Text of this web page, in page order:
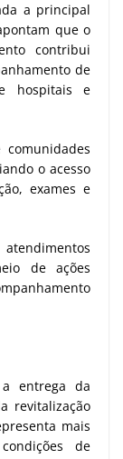
a principal
que o
contribui
de
hospitais e
o acesso
exames e
de ações
entrega da
revitalização
mais
de